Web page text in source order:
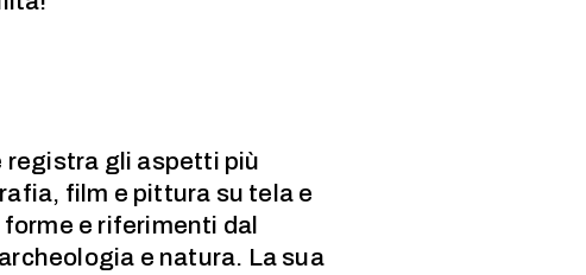
registra gli aspetti più
film e pittura su tela e
e riferimenti dal
e natura. La sua